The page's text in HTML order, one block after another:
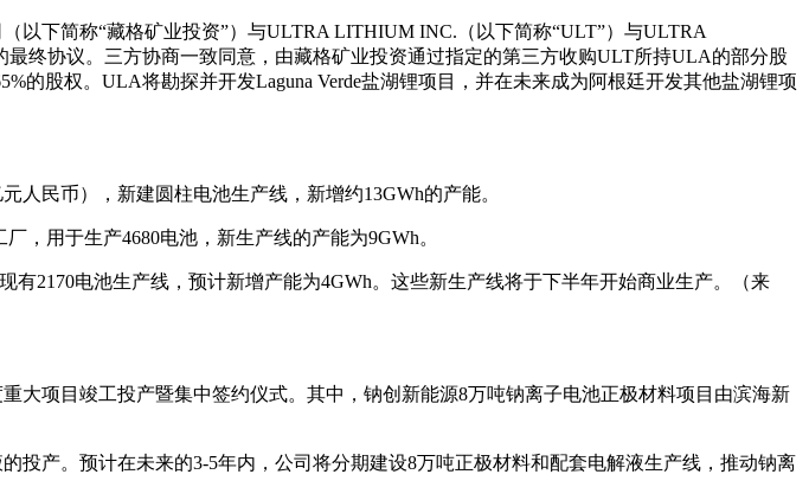
以下简称“藏格矿业投资”）与ULTRA LITHIUM INC.（以下简称“ULT”）与ULTRA
终协议。三方协商一致同意，由藏格矿业投资通过指定的第三方收购ULT所持ULA的部分股
的股权。ULA将勘探并开发Laguna Verde盐湖锂项目，并在未来成为阿根廷开发其他盐湖锂项
人民币），新建圆柱电池生产线，新增约13GWh的产能。
，用于生产4680电池，新生产线的产能为9GWh。
2170电池生产线，预计新增产能为4GWh。这些新生产线将于下半年开始商业生产。（来
大项目竣工投产暨集中签约仪式。其中，钠创新能源8万吨钠离子电池正极材料项目由滨海新
投产。预计在未来的3-5年内，公司将分期建设8万吨正极材料和配套电解液生产线，推动钠离